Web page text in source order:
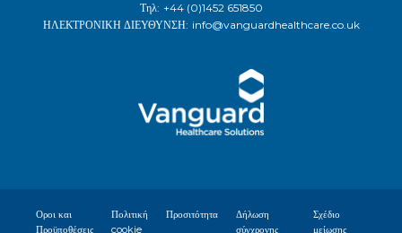
Τηλ: +44 (0)1452 651850
ΗΛΕΚΤΡΟΝΙΚΗ ΔΙΕΥΘΥΝΣΗ: info@vanguardhealthcare.co.uk
Οροι και
Προϋποθέσεις
Πολιτική
cookie
Προσιτότητα
Δήλωση
σύγχρονης
Σχέδιο
μείωσης